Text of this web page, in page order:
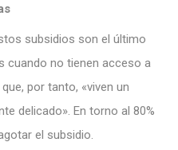
subsidios son el último
cuando no tienen acceso a
por tanto, «viven un
delicado». En torno al 80%
el subsidio.